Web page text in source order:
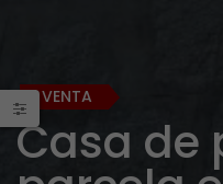
VENTA
Casa de